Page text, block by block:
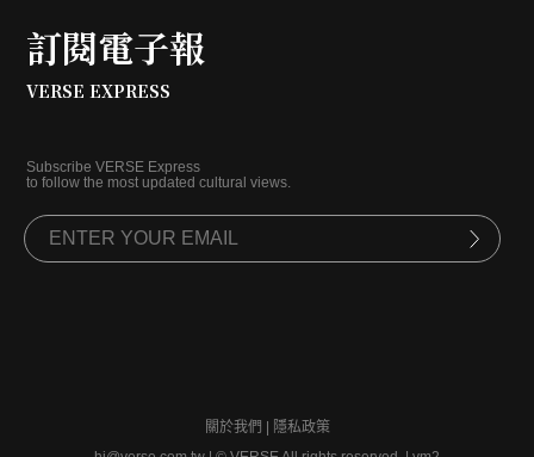
訂閱電子報
VERSE EXPRESS
Subscribe VERSE Express
to follow the most updated cultural views.
關於我們 | 隱私政策